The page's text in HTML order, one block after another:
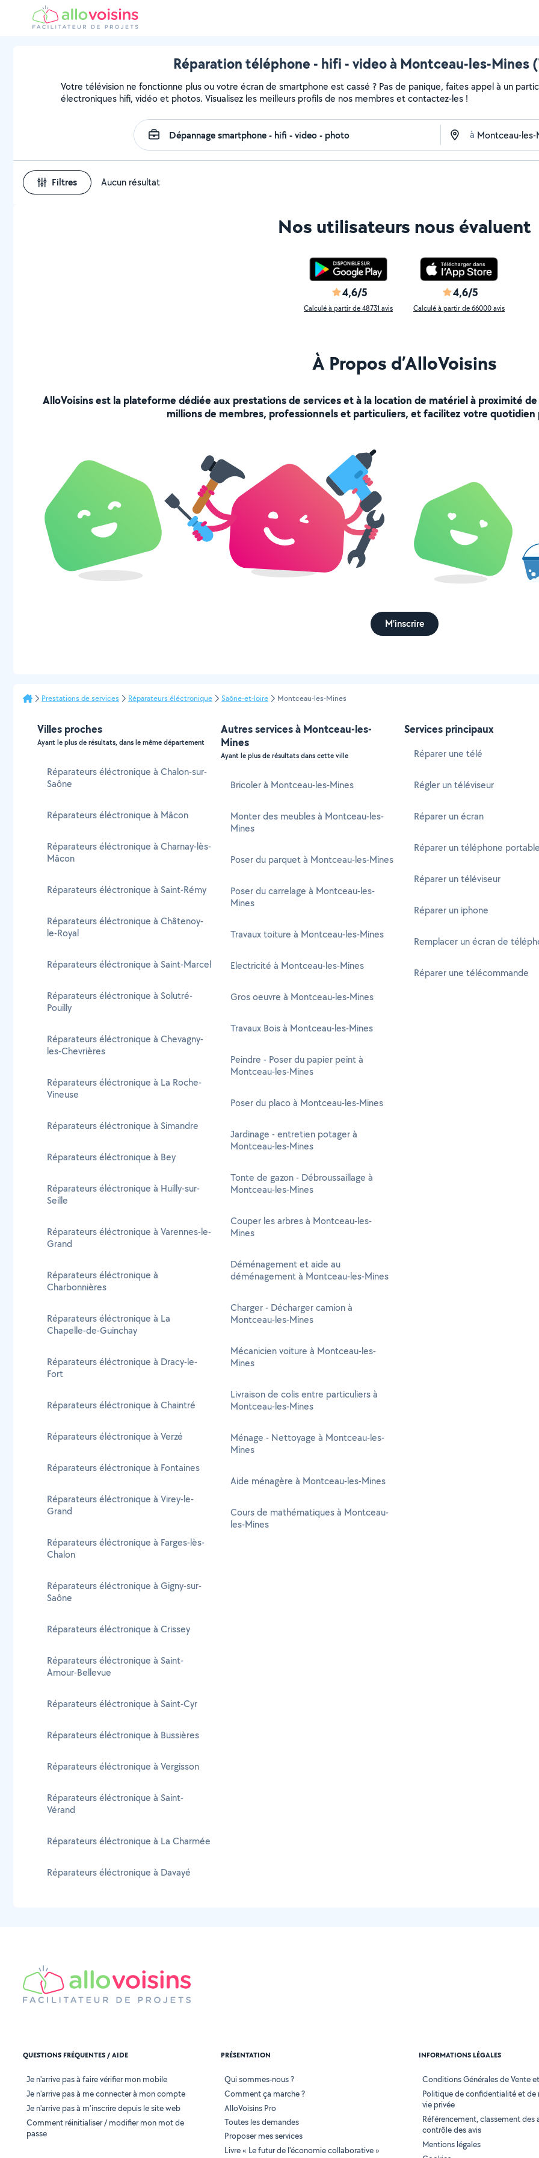
Réparation téléphone - hifi - video à Montceau-les-Mines
Votre télévision ne fonctionne plus ou votre écran de smartphone est cassé ? Pas de panique, faites appel à un
électroniques hifi, vidéo et photos. Visualisez les meilleurs profils de nos membres et contactez-les !
à
Filtres Aucun résultat
Nos utilisateurs nous évaluent
4,6/5
Calculé à partir de 48731 avis
4,6/5
Calculé à partir de 66000 avis
À Propos d’AlloVoisins
AlloVoisins est la plateforme dédiée aux prestations de services et à la location de matériel à proximité
millions de membres, professionnels et particuliers, et facilitez votre quotidien
M'inscrire
Prestations de services Réparateurs éléctronique Saône-et-loire Montceau-les-Mines
Villes proches
Ayant le plus de résultats, dans le même département
Réparateurs éléctronique à Chalon-sur-
Saône
Réparateurs éléctronique à Mâcon
Réparateurs éléctronique à Charnay-lès-
Mâcon
Réparateurs éléctronique à Saint-Rémy
Réparateurs éléctronique à Châtenoy-
le-Royal
Réparateurs éléctronique à Saint-Marcel
Réparateurs éléctronique à Solutré-
Pouilly
Réparateurs éléctronique à Chevagny-
les-Chevrières
Réparateurs éléctronique à La Roche-
Vineuse
Réparateurs éléctronique à Simandre
Réparateurs éléctronique à Bey
Réparateurs éléctronique à Huilly-sur-
Seille
Réparateurs éléctronique à Varennes-le-
Grand
Réparateurs éléctronique à
Charbonnières
Réparateurs éléctronique à La
Chapelle-de-Guinchay
Réparateurs éléctronique à Dracy-le-
Fort
Réparateurs éléctronique à Chaintré
Réparateurs éléctronique à Verzé
Réparateurs éléctronique à Fontaines
Réparateurs éléctronique à Virey-le-
Grand
Réparateurs éléctronique à Farges-lès-
Chalon
Réparateurs éléctronique à Gigny-sur-
Saône
Réparateurs éléctronique à Crissey
Réparateurs éléctronique à Saint-
Amour-Bellevue
Réparateurs éléctronique à Saint-Cyr
Réparateurs éléctronique à Bussières
Réparateurs éléctronique à Vergisson
Réparateurs éléctronique à Saint-
Vérand
Réparateurs éléctronique à La Charmée
Réparateurs éléctronique à Davayé
Autres services à Montceau-les-
Mines
Ayant le plus de résultats dans cette ville
Bricoler à Montceau-les-Mines
Monter des meubles à Montceau-les-
Mines
Poser du parquet à Montceau-les-Mines
Poser du carrelage à Montceau-les-
Mines
Travaux toiture à Montceau-les-Mines
Electricité à Montceau-les-Mines
Gros oeuvre à Montceau-les-Mines
Travaux Bois à Montceau-les-Mines
Peindre - Poser du papier peint à
Montceau-les-Mines
Poser du placo à Montceau-les-Mines
Jardinage - entretien potager à
Montceau-les-Mines
Tonte de gazon - Débroussaillage à
Montceau-les-Mines
Couper les arbres à Montceau-les-
Mines
Déménagement et aide au
déménagement à Montceau-les-Mines
Charger - Décharger camion à
Montceau-les-Mines
Mécanicien voiture à Montceau-les-
Mines
Livraison de colis entre particuliers à
Montceau-les-Mines
Ménage - Nettoyage à Montceau-les-
Mines
Aide ménagère à Montceau-les-Mines
Cours de mathématiques à Montceau-
les-Mines
Services principaux
Réparer une télé
Régler un téléviseur
Réparer un écran
Réparer un téléphone portable
Réparer un téléviseur
Réparer un iphone
Remplacer un écran de
Réparer une télécommande
QUESTIONS FRÉQUENTES / AIDE
Je n'arrive pas à faire vérifier mon mobile
Je n'arrive pas à me connecter à mon compte
Je n'arrive pas à m'inscrire depuis le site web
Comment réinitialiser / modifier mon mot de
passe
PRÉSENTATION
Qui sommes-nous ?
Comment ça marche ?
AlloVoisins Pro
Toutes les demandes
Proposer mes services
Livre « Le futur de l'économie collaborative »
INFORMATIONS LÉGALES
Conditions Générales de Vente
Politique de confidentialité et de
vie privée
Référencement, classement des
contrôle des avis
Mentions légales